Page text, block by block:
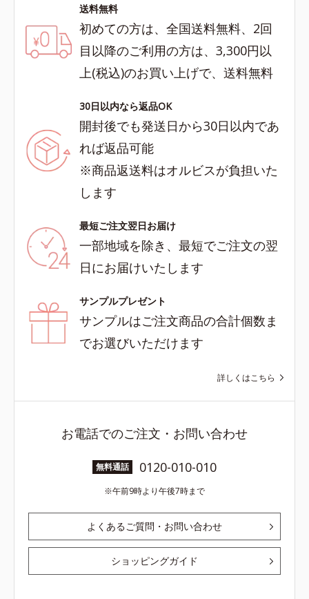
送料無料
初めての方は、全国送料無料、2回
目以降のご利用の方は、3,300円以
上(税込)のお買い上げで、送料無料
30日以内なら返品OK
開封後でも発送日から30日以内であ
れば返品可能
※商品返送料はオルビスが負担いた
します
最短ご注文翌日お届け
一部地域を除き、最短でご注文の翌
日にお届けいたします
サンプルプレゼント
サンプルはご注文商品の合計個数ま
でお選びいただけます
詳しくはこちら
お電話でのご注文・お問い合わせ
無料通話 0120-010-010
午前9時より午後7時まで
よくあるご質問・お問い合わせ
ショッピングガイド